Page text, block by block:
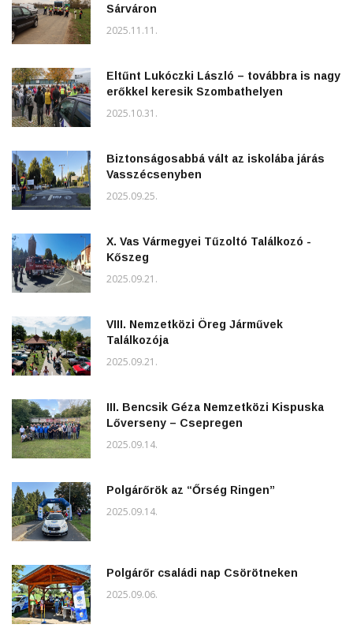
Sárváron
2025.11.11.
Eltűnt Lukóczki László – továbbra is nagy
erőkkel keresik Szombathelyen
2025.10.31.
Biztonságosabbá vált az iskolába járás
Vasszécsenyben
2025.09.25.
X. Vas Vármegyei Tűzoltó Találkozó -
Kőszeg
2025.09.21.
VIII. Nemzetközi Öreg Járművek
Találkozója
2025.09.21.
III. Bencsik Géza Nemzetközi Kispuska
Lőverseny – Csepregen
2025.09.14.
Polgárőrök az “Őrség Ringen”
2025.09.14.
Polgárőr családi nap Csörötneken
2025.09.06.